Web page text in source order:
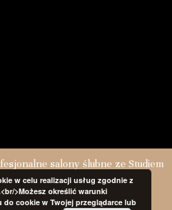
salony ślubne ze Studiem
w celu realizacji usług zgodnie z
>Możesz określić warunki
cookie w Twojej przeglądarce lub